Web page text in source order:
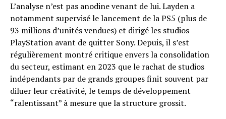
L’analyse n’est pas anodine venant de lui. Layden a
notamment supervisé le lancement de la PS5 (plus de
93 millions d’unités vendues) et dirigé les studios
PlayStation avant de quitter Sony. Depuis, il s’est
régulièrement montré critique envers la consolidation
du secteur, estimant en 2023 que le rachat de studios
indépendants par de grands groupes finit souvent par
diluer leur créativité, le temps de développement
“ralentissant” à mesure que la structure grossit.